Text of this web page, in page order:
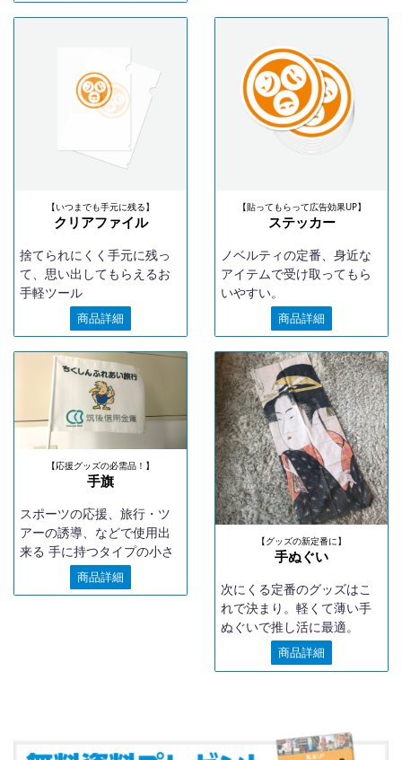
ームの試合に一体感が出ま
【いつまでも手元に残る】
クリアファイル
捨てられにくく手元に残っ
て、思い出してもらえるお
手軽ツール
商品詳細
【貼ってもらって広告効果UP】
ステッカー
ノベルティの定番、身近な
アイテムで受け取ってもら
いやすい。
商品詳細
【応援グッズの必需品！】
手旗
スポーツの応援、旅行・ツ
アーの誘導、などで使用出
来る 手に持つタイプの小さ
な旗です。商品詳細
【グッズの新定番に】
手ぬぐい
次にくる定番のグッズはこ
れで決まり。軽くて薄い手
ぬぐいで推し活に最適。
商品詳細